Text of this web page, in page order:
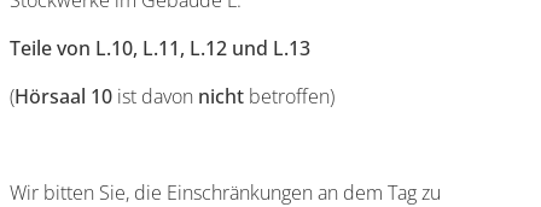
Teile von L.10, L.11, L.12 und L.13
(Hörsaal 10 ist davon nicht betroffen)
Wir bitten Sie, die Einschränkungen an dem Tag zu